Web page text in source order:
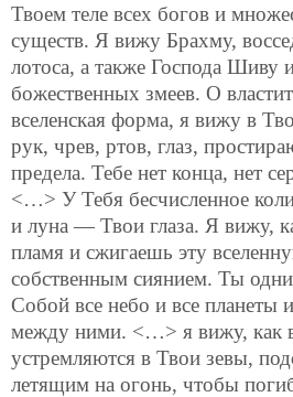
Твоем теле всех богов и
существ. Я вижу Брахму,
лотоса, а также Господа Шиву
божественных змеев. О
вселенская форма, я вижу в
рук, чрев, ртов, глаз,
предела. Тебе нет конца, нет
<…> У Тебя бесчисленное
и луна — Твои глаза. Я вижу,
пламя и сжигаешь эту
собственным сиянием. Ты
Собой все небо и все планеты
между ними. <…> я вижу, как
устремляются в Твои зевы,
летящим на огонь, чтобы